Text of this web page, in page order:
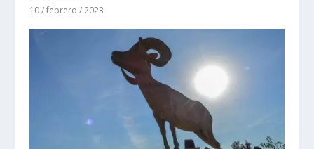
10 / febrero / 2023